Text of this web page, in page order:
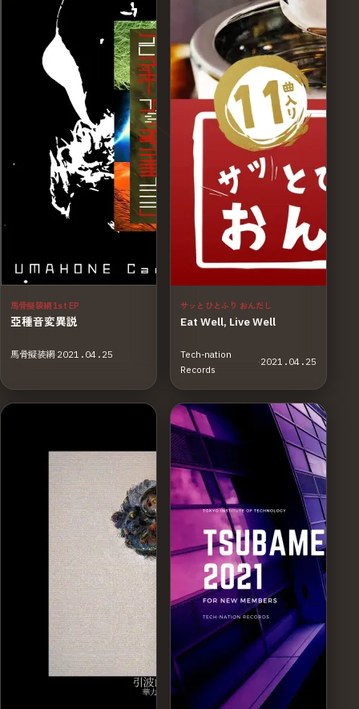
馬骨擬装網 1st EP
亞種音変異説
馬骨擬装網·2021.04.25
サッとひとふり おんだし
Eat Well, Live Well
Tech-nation
Records
·2021.04.25